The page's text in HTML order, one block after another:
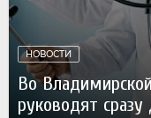
НОВОСТИ
Во
руководят